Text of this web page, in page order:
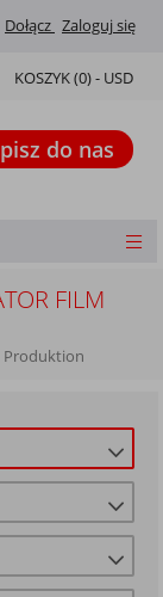
Dołącz Zaloguj się
KOSZYK (0) - USD
do nas
FILM
Produktion